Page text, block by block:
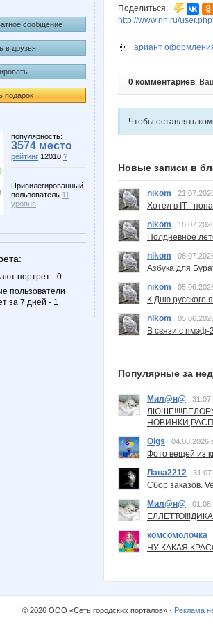
сообщение
в друзья
подарок
популярность:
3574 место
рейтинг 12010 ?
Привилегированный
пользователь 11
уровня
портрет - 0
пользователи
за 7 дней - 1
Поделиться:
http://www.nn.ru/
ариант
0 комментариев.
Чтобы оставлять
Новые записи в
nikom
Хотел в IT -
nikom
Полдневное
nikom
Азбука для
nikom
К Дню русского
nikom
В связи с пмэф-
Популярные за
Мил@н@
Olgs
04.08.2026
Фото вещей из
Лана2212
Сбор заказов.
Мил@н@
комсомолочка
НУ КАКАЯ
© 2026 ООО «Сеть городских порталов» · Реклама